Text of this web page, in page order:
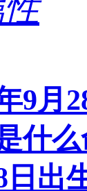
9月
什么
日出